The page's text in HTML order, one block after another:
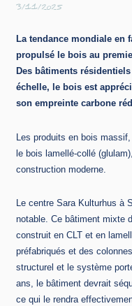
3/11/2025
La tendance mondiale en
propulsé le bois au
Des bâtiments
échelle, le bois est
son empreinte carbone
Les produits en bois
le bois lamellé-collé
construction moderne.
Le centre Sara Kulturhus à
notable. Ce bâtiment mixte
construit en CLT et en
préfabriqués et des
structurel et le système
ans, le bâtiment devrait
ce qui le rendra